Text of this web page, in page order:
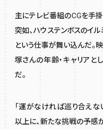
主にテレビ番組のCGを手
突如、ハウステンボスのイル
という仕事が舞い込んだ。
塚さんの年齢・キャリアと
だ。
「運がなければ巡り合えな
以上に、新たな挑戦の予感